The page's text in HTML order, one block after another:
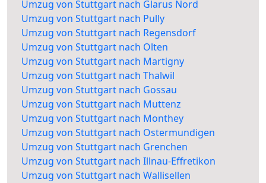
Umzug von Stuttgart nach Glarus Nord
Umzug von Stuttgart nach Pully
Umzug von Stuttgart nach Regensdorf
Umzug von Stuttgart nach Olten
Umzug von Stuttgart nach Martigny
Umzug von Stuttgart nach Thalwil
Umzug von Stuttgart nach Gossau
Umzug von Stuttgart nach Muttenz
Umzug von Stuttgart nach Monthey
Umzug von Stuttgart nach Ostermundigen
Umzug von Stuttgart nach Grenchen
Umzug von Stuttgart nach Illnau-Effretikon
Umzug von Stuttgart nach Wallisellen